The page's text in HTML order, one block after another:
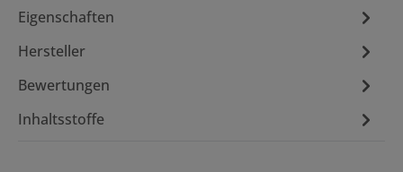
Eigenschaften
Hersteller
Bewertungen
Inhaltsstoffe